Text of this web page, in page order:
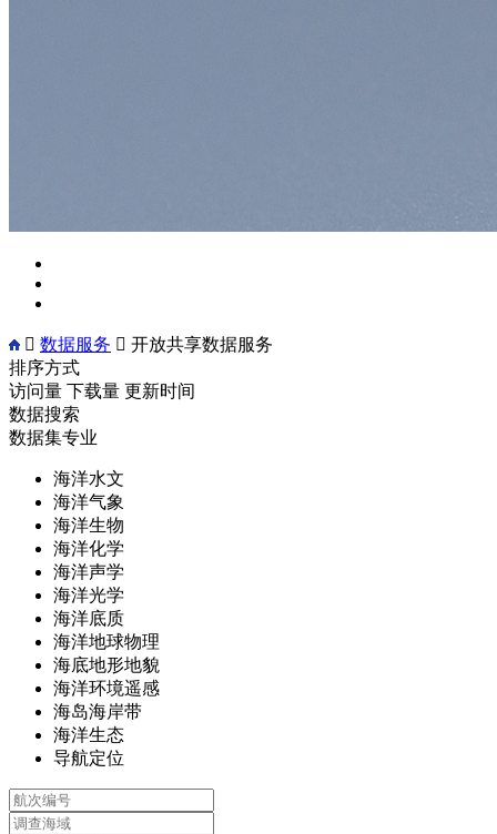
 数据服务  开放共享数据服务
排序方式
访问量 下载量 更新时间
数据搜索
数据集专业
海洋水文
海洋气象
海洋生物
海洋化学
海洋声学
海洋光学
海洋底质
海洋地球物理
海底地形地貌
海洋环境遥感
海岛海岸带
海洋生态
导航定位